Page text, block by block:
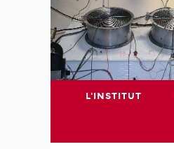
L'INSTITUT